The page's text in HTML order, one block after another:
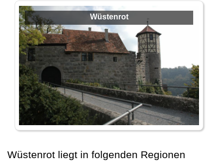
Wüstenrot
Wüstenrot liegt in folgenden Regionen